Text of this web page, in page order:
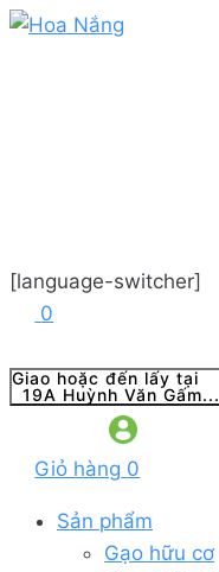
[language-switcher]
0
Giao hoặc đến lấy tại
19A Huỳnh Văn Gấm...
Giỏ hàng 0
Sản phẩm
Gạo hữu cơ